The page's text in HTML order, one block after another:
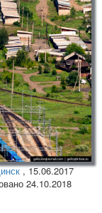
,15.06.2017
24.10.2018